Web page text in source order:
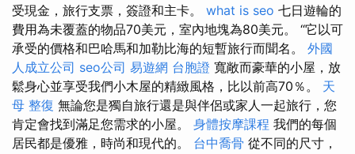
受現金，旅行支票，簽證和主卡。 what is seo 七日遊輪的
費用為未覆蓋的物品70美元，室內地塊為80美元。 “它以可
承受的價格和巴哈馬和加勒比海的短暫旅行而聞名。 外國
人成立公司 seo公司 易遊網 台胞證 寬敞而豪華的小屋，放
鬆身心並享受我們小木屋的精緻風格，比以前高70％。 天
母 整復 無論您是獨自旅行還是與伴侶或家人一起旅行，您
肯定會找到滿足您需求的小屋。 身體按摩課程 我們的每個
居民都是優雅，時尚和現代的。 台中喬骨 從不同的尺寸，